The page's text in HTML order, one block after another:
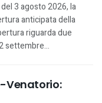
3 agosto 2026, la
anticipata della
riguarda due
settembre...
Venatorio: